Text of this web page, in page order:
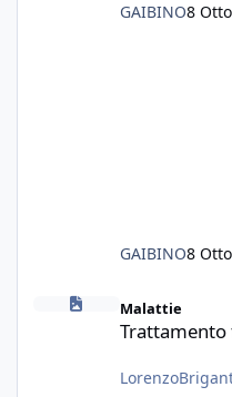
GAIBINO8
GAIBINO8
Trattamento feci bianche e
Malattie
Trattamento